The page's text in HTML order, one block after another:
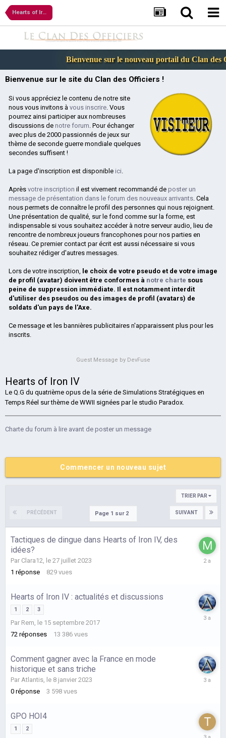
Hearts of Iron
Bienvenue sur le nouveau portail du Clan des
Bienvenue sur le site du Clan des Officiers !
Si vous appréciez le contenu de notre site
nous vous invitons à vous inscrire. Vous
pourrez ainsi participer aux nombreuses
discussions de notre forum. Pour échanger
avec plus de 2000 passionnés de jeux sur
thème de seconde guerre mondiale quelques
secondes suffisent !
La page d'inscription est disponible ici.
Après votre inscription il est vivement recommandé de poster un
message de présentation dans le forum des nouveaux arrivants. Cela
nous permets de connaître le profil des personnes qui nous rejoignent.
Une présentation de qualité, sur le fond comme sur la forme, est
indispensable si vous souhaitez accéder à notre serveur audio, lieu de
rencontre de nombreux joueurs francophones pour nos parties en
réseau. Ce premier contact par écrit est aussi nécessaire si vous
souhaitez rédiger d'autres messages.
Lors de votre inscription, le choix de votre pseudo et de votre image
de profil (avatar) doivent être conformes à notre charte sous
peine de suppression immédiate. Il est notamment interdit
d'utiliser des pseudos ou des images de profil (avatars) de
soldats d'un pays de l'Axe.
Ce message et les bannières publicitaires n'apparaissent plus pour les
inscrits.
Guest Message by DevFuse
Hearts of Iron IV
Le Q.G du quatrième opus de la série de Simulations Stratégiques en
Temps Réel sur thème de WWII signées par le studio Paradox.
Charte du forum à lire avant de poster un message
Commencer un nouveau sujet
TRIER PAR
PRÉCÉDENT SUIVANT
Page 1 sur 2
Tactiques de dingue dans Hearts of Iron IV, des
idées?
Par Clara12, le 27 juillet 2023
1 réponse 829 vues
Hearts of Iron IV : actualités et discussions
1 2 3
Par Rem, le 15 septembre 2017
72 réponses 13 386 vues
Comment gagner avec la France en mode
historique et sans triche
Par Atlantis, le 8 janvier 2023
0 réponse 3 598 vues
GPO HOI4
1 2